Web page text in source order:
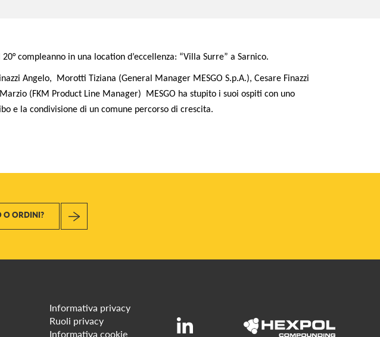
compleanno in una location d’eccellenza: “Villa Surre” a Sarnico.
Angelo, Morotti Tiziana (General Manager MESGO S.p.A.), Cesare Finazzi
(FKM Product Line Manager) MESGO ha stupito i suoi ospiti con uno
e la condivisione di un comune percorso di crescita.
O ORDINI?
Informativa privacy
Ruoli privacy
Informativa cookie